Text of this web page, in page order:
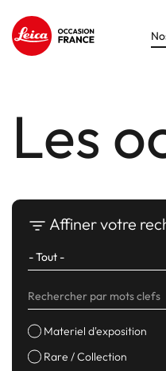
Les
Affiner votre
Materiel d'exposition
Rare / Collection